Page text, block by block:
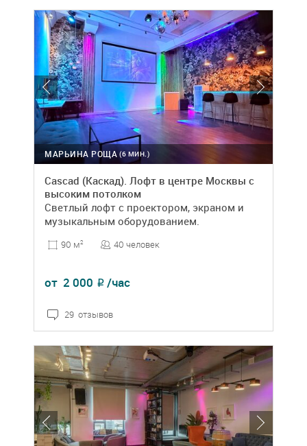
(6 МИН.)
МАРЬИНА РОЩА
Cascad (Каскад). Лофт в центре Москвы с
высоким потолком
Светлый лофт с проектором, экраном и
музыкальным оборудованием.
90 м2 40 человек
от 2 000 ₽ /час
29 отзывов